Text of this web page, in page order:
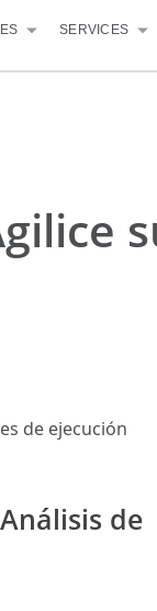
SERVICES
de ejecución
de